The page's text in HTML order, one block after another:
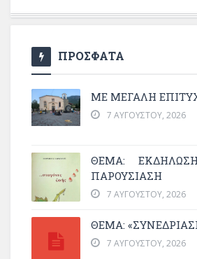
ΠΡΟΣΦΑΤΑ
ΜΕ ΜΕΓΆΛΗ
7 ΑΥΓΟΎΣΤΟΥ, 2026
ΘΈΜΑ:
ΠΑΡΟΥΣΊΑΣΗ
7 ΑΥΓΟΎΣΤΟΥ, 2026
ΘΕΜΑ:
7 ΑΥΓΟΎΣΤΟΥ, 2026